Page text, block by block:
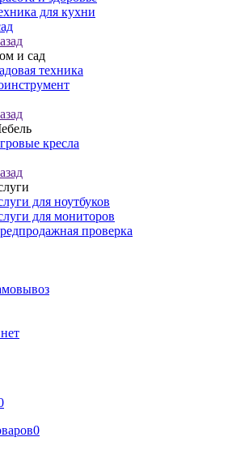
для кухни
и сад
техника
кресла
для ноутбуков
для мониторов
проверка
0